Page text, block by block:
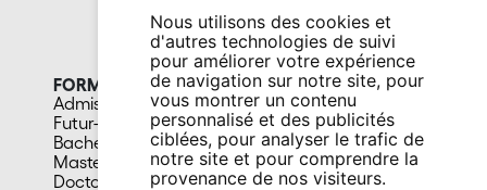
Nous utilisons des cookies et
d'autres technologies de suivi
pour améliorer votre expérience
de navigation sur notre site, pour
vous montrer un contenu
personnalisé et des publicités
ciblées, pour analyser le trafic de
notre site et pour comprendre la
provenance de nos visiteurs.
durable
Lois et règlements
Facultés et sous-unités
FORMATION
Admission
Futur-e étudiant-e
Bachelors
Masters
Doctorat
CAMPUS
Bibliothèques
Culture et vie sociale
Sports
Santé
Cafétérias